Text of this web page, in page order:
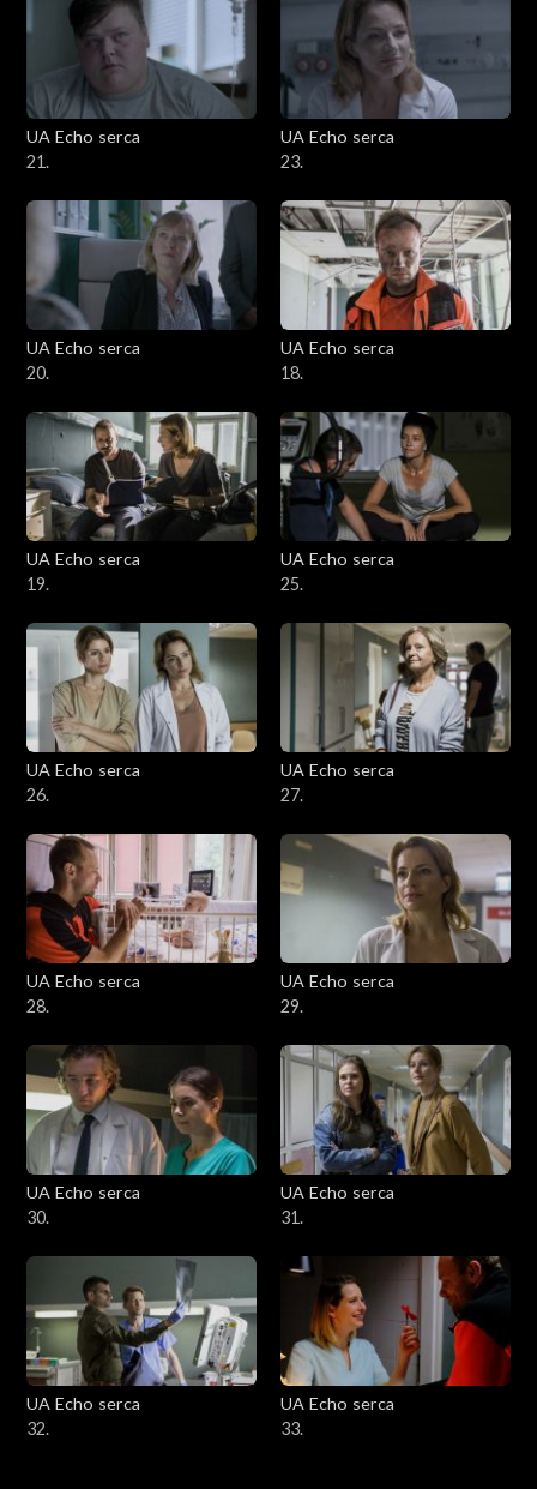
UA Echo serca
21.
UA Echo serca
23.
UA Echo serca
20.
UA Echo serca
18.
UA Echo serca
19.
UA Echo serca
25.
UA Echo serca
26.
UA Echo serca
27.
UA Echo serca
28.
UA Echo serca
29.
UA Echo serca
30.
UA Echo serca
31.
UA Echo serca
32.
UA Echo serca
33.